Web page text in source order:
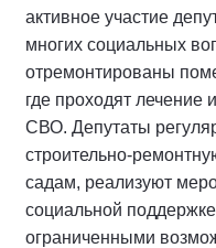
активное участие
многих социальных
отремонтированы
где проходят лечение
СВО. Депутаты
строительно-
садам, реализуют
социальной
ограниченными